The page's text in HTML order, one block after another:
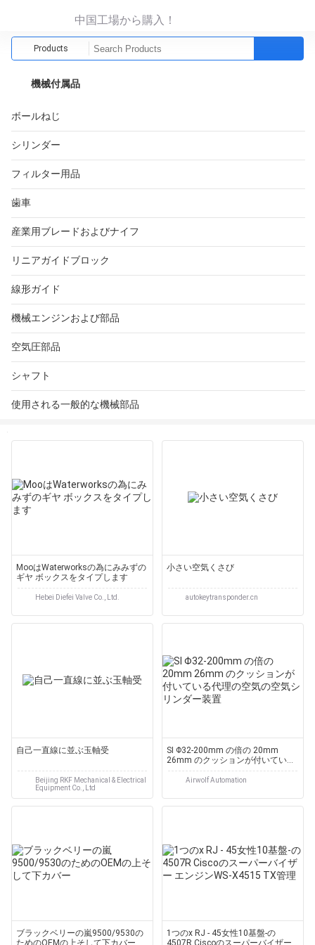
中国工場から購入！
Products
機械付属品
ボールねじ
シリンダー
フィルター用品
歯車
産業用ブレードおよびナイフ
リニアガイドブロック
線形ガイド
機械エンジンおよび部品
空気圧部品
シャフト
使用される一般的な機械部品
MooはWaterworksの為にみみずの
ギヤ ボックスをタイプします
Hebei Diefei Valve Co., Ltd.
小さい空気くさび
autokeytransponder.cn
自己一直線に並ぶ玉軸受
Beijing RKF Mechanical & Electrical
Equipment Co., Ltd
SI Φ32-200mm の倍の 20mm
26mm のクッションが付いている
代理の空気の空気シリンダー装置
Airwolf Automation
ブラックベリーの嵐9500/9530の
ためのOEMの上そして下カバー
1つのx RJ - 45女性10基盤-の
4507R Ciscoのスーパーバイザー